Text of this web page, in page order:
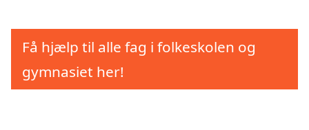
Få hjælp til alle fag i folkeskolen og
gymnasiet her!